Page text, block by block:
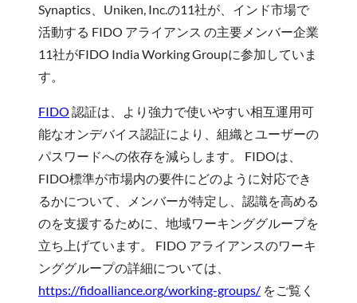
Synaptics、Uniken, Inc.の11社が、インド市場で
活動する FIDO アライアンス の主要メンバー企業
11社がFIDO India Working Groupに参加していま
す。
FIDO 認証は、より強力で使いやすい相互運用可
能なオンデバイス認証により、組織とユーザーの
パスワードへの依存を減らします。 FIDOは、
FIDO標準が市場内の要件にどのように対応でき
るかについて、メンバーが特定し、認識を高める
のを支援するために、地域ワーキンググループを
立ち上げています。 FIDO アライアンスのワーキ
ンググループの詳細については、
https://fidoalliance.org/working-groups/ をご覧く